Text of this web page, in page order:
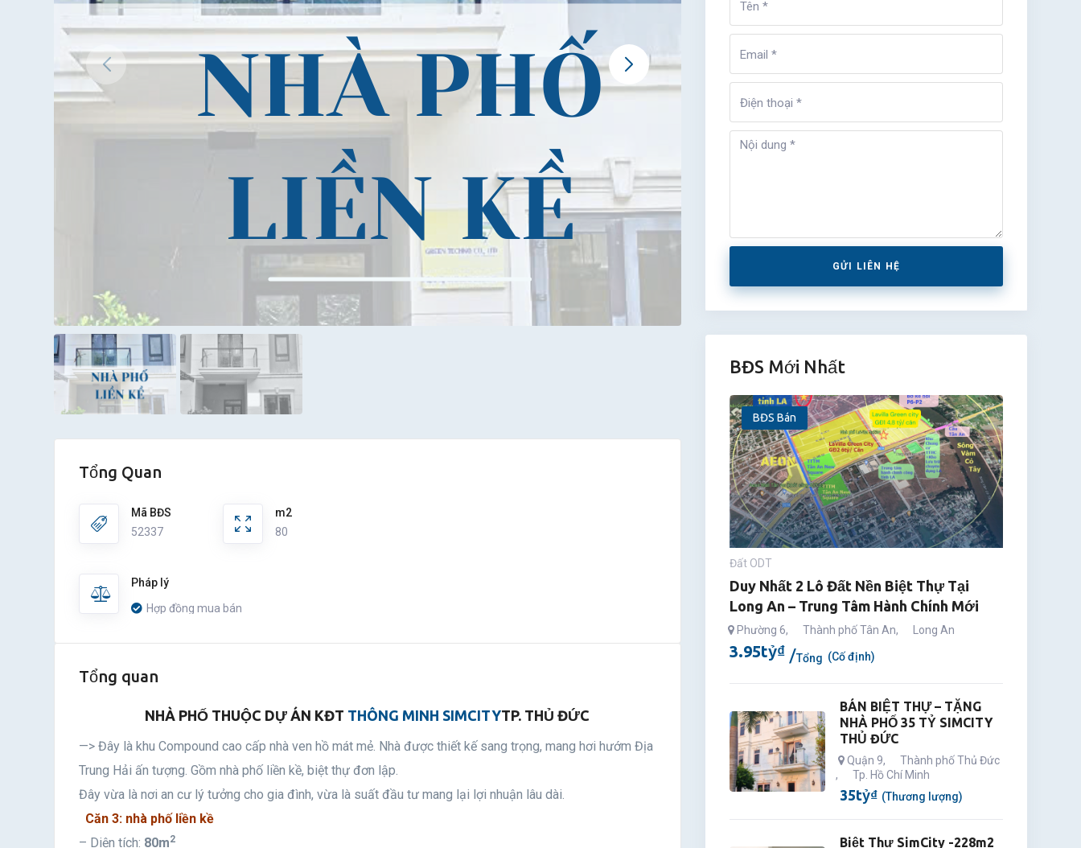
Tổng Quan
Mã BĐS
52337
m2
80
Pháp lý
Hợp đồng mua bán
Tổng quan
NHÀ PHỐ THUỘC DỰ ÁN KĐT THÔNG MINH SIMCITYTP. THỦ ĐỨC
—> Đây là khu Compound cao cấp nhà ven hồ mát mẻ. Nhà được thiết kế sang trọng, mang hơi hướm Địa
Trung Hải ấn tượng. Gồm nhà phố liền kề, biệt thự đơn lập.
Đây vừa là nơi an cư lý tưởng cho gia đình, vừa là suất đầu tư mang lại lợi nhuận lâu dài.
Căn 3: nhà phố liền kề
– Diện tích: 80m2
GỬI LIÊN HỆ
BĐS Mới Nhất
BĐS Bán
Đất ODT
Duy Nhất 2 Lô Đất Nền Biệt Thự Tại
Long An – Trung Tâm Hành Chính Mới
Phường 6, Thành phố Tân An, Long An
3.95tỷ₫ Tổng (Cố định)
BÁN BIỆT THỰ – TẶNG
NHÀ PHỐ 35 TỶ SIMCITY
THỦ ĐỨC
Quận 9,
Thành phố Thủ Đức
,
Tp. Hồ Chí Minh
35tỷ₫ (Thương lượng)
Biệt Thự SimCity -228m2